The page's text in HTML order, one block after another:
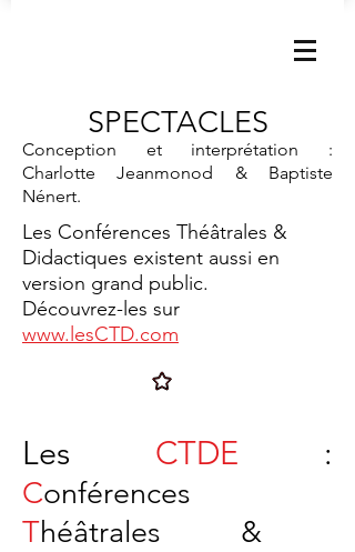
SPECTACLES
Conception et interprétation :
Charlotte Jeanmonod & Baptiste
Nénert.
Les Conférences Théâtrales &
Didactiques existent aussi en
version grand public.
Découvrez-les sur
www.lesCTD.com
Les CTDE :
Conférences
Théâtrales
&